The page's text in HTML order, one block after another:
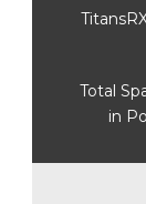
Total
in